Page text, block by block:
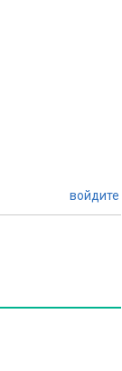
войдите